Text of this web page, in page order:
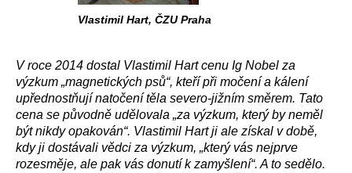
Vlastimil Hart, ČZU Praha
V roce 2014 dostal Vlastimil Hart cenu Ig Nobel za
výzkum „magnetických psů“, kteří při močení a kálení
upřednostňují natočení těla severo-jižním směrem. Tato
cena se původně udělovala „za výzkum, který by neměl
být nikdy opakován“. Vlastimil Hart ji ale získal v době,
kdy ji dostávali vědci za výzkum, „který vás nejprve
rozesměje, ale pak vás donutí k zamyšlení“. A to sedělo.